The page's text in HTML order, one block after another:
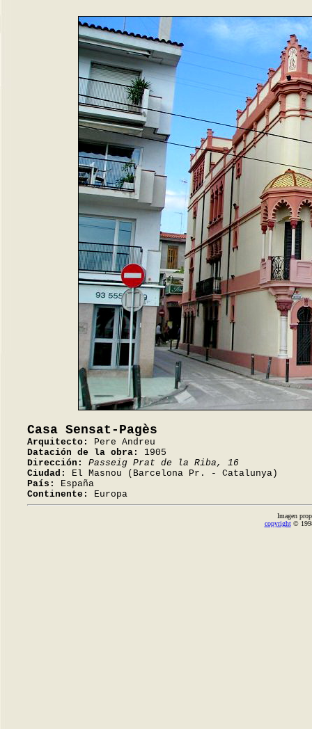
Casa Sensat-Pagès
Arquitecto:
Pere Andreu
Datación de la obra:
1905
Dirección:
Passeig Prat de la Riba, 16
Ciudad:
El Masnou (Barcelona Pr. - Catalunya)
País:
España
Continente:
Europa
Imagen
copyright©